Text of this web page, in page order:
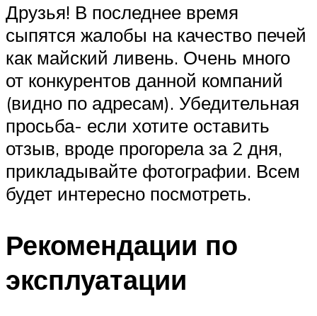
Друзья! В последнее время
сыпятся жалобы на качество печей
как майский ливень. Очень много
от конкурентов данной компаний
(видно по адресам). Убедительная
просьба- если хотите оставить
отзыв, вроде прогорела за 2 дня,
прикладывайте фотографии. Всем
будет интересно посмотреть.
Рекомендации по
эксплуатации